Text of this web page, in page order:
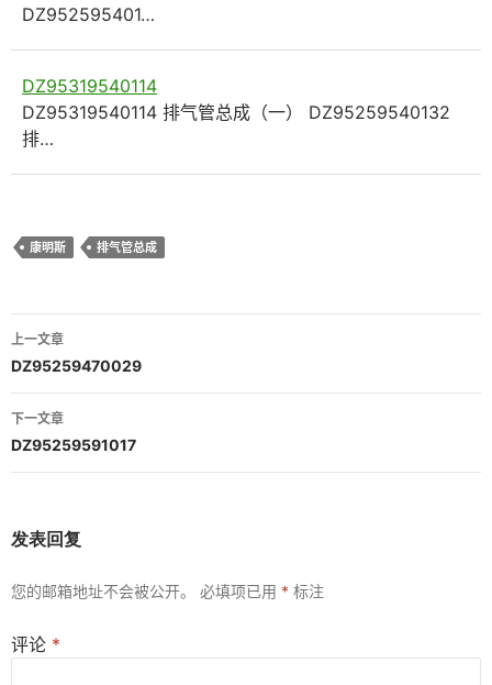
DZ952595401…
DZ95319540114
DZ95319540114 排气管总成（一） DZ95259540132
排…
康明斯 排气管总成
文
章
导
航
上一文章
DZ95259470029
下一文章
DZ95259591017
发表回复
您的邮箱地址不会被公开。 必填项已用 * 标注
评论 *